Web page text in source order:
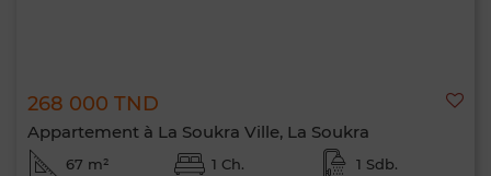
268 000 TND
Appartement à La Soukra Ville, La Soukra
67 m² 1 Ch. 1 Sdb.